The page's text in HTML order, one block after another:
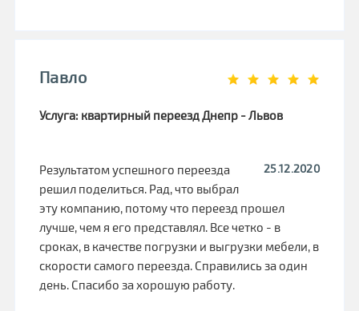
Павло
Услуга: квартирный переезд Днепр - Львов
25.12.2020
Результатом успешного переезда
решил поделиться. Рад, что выбрал
эту компанию, потому что переезд прошел
лучше, чем я его представлял. Все четко - в
сроках, в качестве погрузки и выгрузки мебели, в
скорости самого переезда. Справились за один
день. Спасибо за хорошую работу.